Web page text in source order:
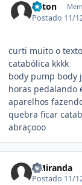
Triton
Postado 11/
curti muito o
catabólica kkkk
body pump body
horas pedalando
aparelhos
quebra ficar
abraçooo
DMiranda
Postado 11/